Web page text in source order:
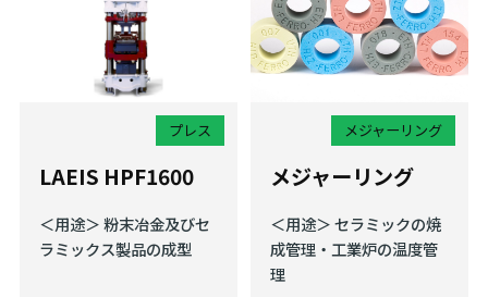
プレス
LAEIS HPF1600
＜用途＞ 粉末冶金及びセ
ラミックス製品の成型
メジャーリング
メジャーリング
＜用途＞ セラミックの焼
成管理・工業炉の温度管
理